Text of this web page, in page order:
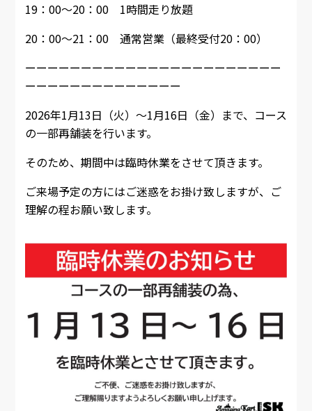
19：00～20：00 1時間走り放題
20：00～21：00 通常営業（最終受付20：00）
ーーーーーーーーーーーーーーーーーーーーーーー
ーーーーーーーーーーーーーー
2026年1月13日（火）～1月16日（金）まで、コース
の一部再舗装を行います。
そのため、期間中は臨時休業をさせて頂きます。
ご来場予定の方にはご迷惑をお掛け致しますが、ご
理解の程お願い致します。